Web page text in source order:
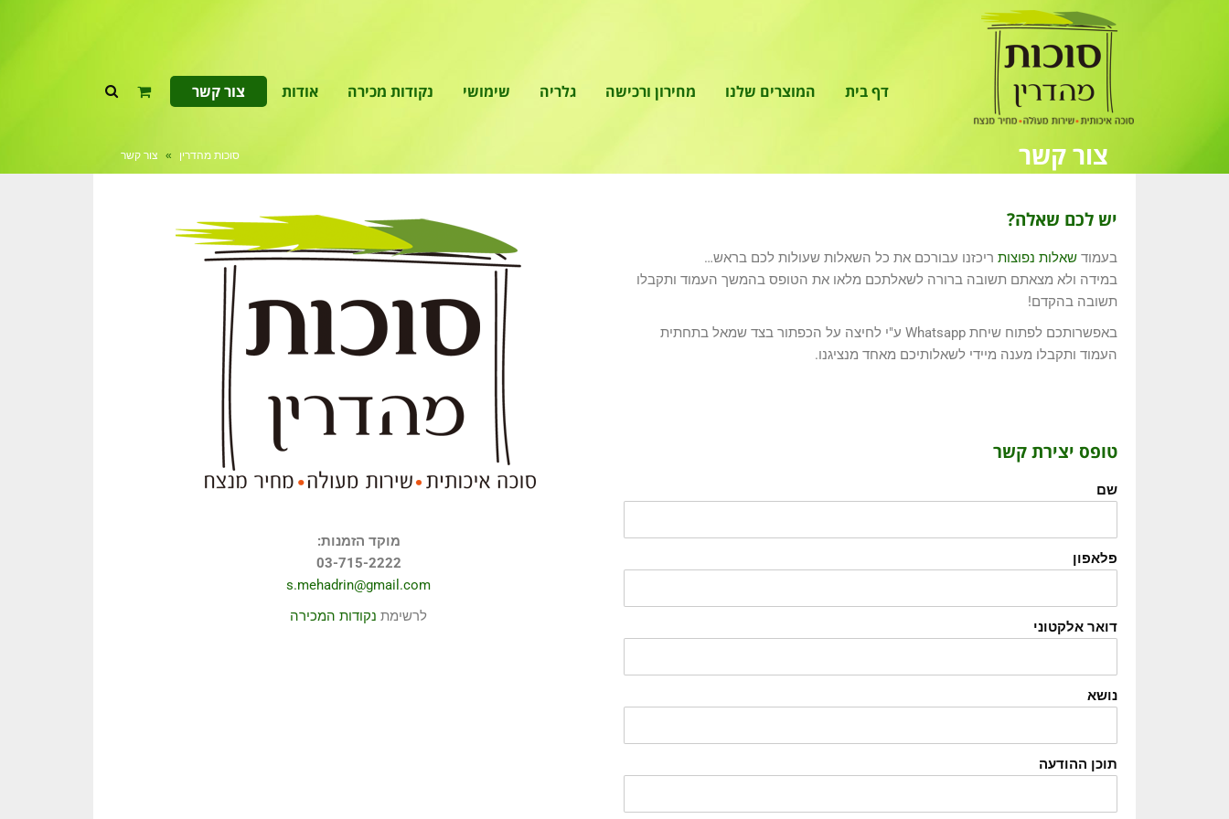
דף בית המוצרים שלנו מחירון ורכישה גלריה שימושי נקודות מכירה אודות צור קשר
צור קשר סוכות מהדרין » צור קשר
יש לכם שאלה?
בעמוד שאלות נפוצות ריכזנו עבורכם את כל השאלות שעולות לכם בראש…
במידה ולא מצאתם תשובה ברורה לשאלתכם מלאו את הטופס בהמשך העמוד ותקבלו
תשובה בהקדם!
באפשרותכם לפתוח שיחת Whatsapp ע"י לחיצה על הכפתור בצד שמאל בתחתית
העמוד ותקבלו מענה מיידי לשאלותיכם מאחד מנציגנו.
טופס יצירת קשר
שם
פלאפון
דואר אלקטוני
נושא
תוכן ההודעה
מוקד הזמנות:
03-715-2222
s.mehadrin@gmail.com
לרשימת נקודות המכירה